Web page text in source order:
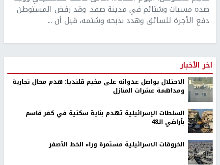
ضده مسبات وشتائم في مدينة صفد. وقد رفض المستوطن
دفع الأجرة للسائق وهدد بذبحه وشتمه، قبل أن ...
اخر الأخبار
الاحتلال يواصل عدوانه على مخيم قلنديا: هدم محال تجارية
ومداهمة عشرات المنازل
السلطات الإسرائيلية تهدم بناية سكنية في كفر قاسم
بأراضي الـ48
الخروقات الاسرائيلية مستمرة وراء الخط الأصفر